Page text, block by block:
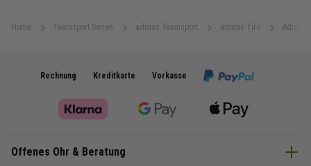
Home Teamsport Serien adidas Teamsport adidas Tiro Adidas
Rechnung Kreditkarte Vorkasse
Offenes Ohr & Beratung